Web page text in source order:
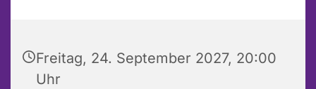
Freitag, 24. September 2027, 20:00
Uhr